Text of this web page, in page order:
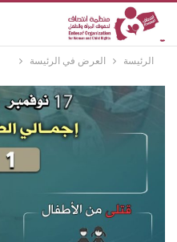
الرئيسة العرض في الرئيسة